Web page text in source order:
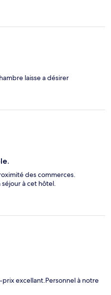
laisse a désirer
des commerces.
séjour à cet hôtel.
excellant.Personnel à notre